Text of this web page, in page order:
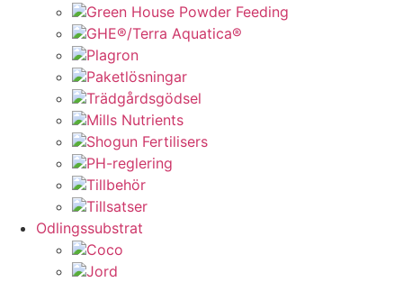
Green House Powder Feeding
GHE®/Terra Aquatica®
Plagron
Paketlösningar
Trädgårdsgödsel
Mills Nutrients
Shogun Fertilisers
PH-reglering
Tillbehör
Tillsatser
Odlingssubstrat
Coco
Jord